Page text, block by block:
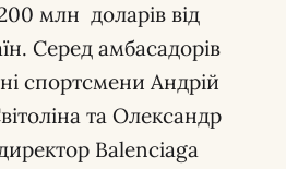
млн доларів від
Серед амбасадорів
спортсмени Андрій
та Олександр
Balenciaga